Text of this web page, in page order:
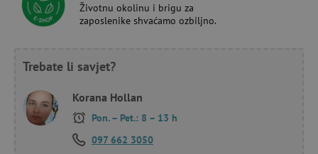
Životnu okolinu i brigu za
zaposlenike shvaćamo ozbiljno.
Trebate li savjet?
Korana Hollan
Pon. – Pet.: 8 – 13 h
097 662 3050